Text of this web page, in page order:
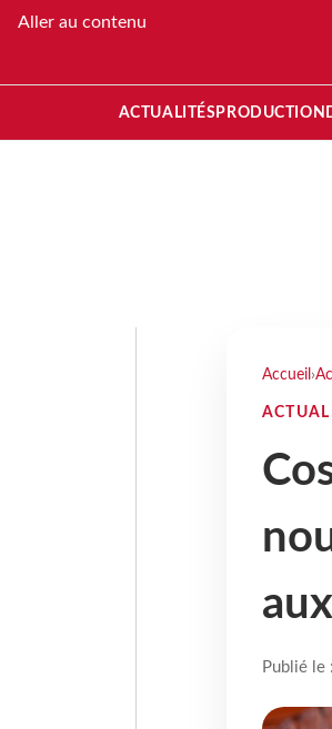
Aller au contenu
ACTUALITÉS PRODUCTION
Accueil ›
Publié